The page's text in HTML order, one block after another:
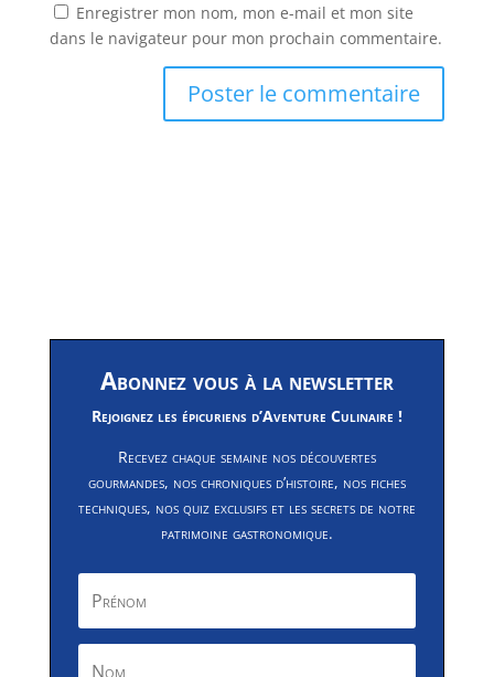
Enregistrer mon nom, mon e-mail et mon site
dans le navigateur pour mon prochain commentaire.
Abonnez vous à la newsletter
Rejoignez les épicuriens d’Aventure Culinaire !
Recevez chaque semaine nos découvertes
gourmandes, nos chroniques d’histoire, nos fiches
techniques, nos quiz exclusifs et les secrets de notre
patrimoine gastronomique.